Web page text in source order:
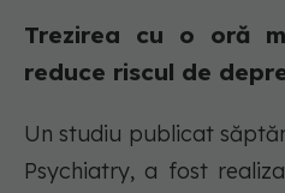
Trezirea cu o oră
reduce riscul de
Un studiu publicat
Psychiatry, a fost